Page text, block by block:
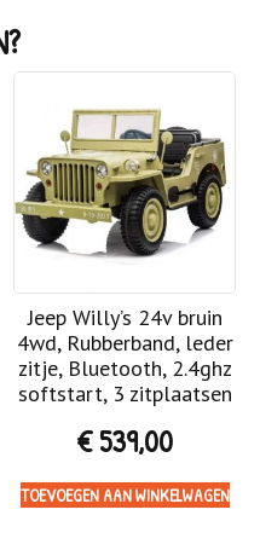
Jeep Willy’s 24v bruin
4wd, Rubberband, leder
zitje, Bluetooth, 2.4ghz
softstart, 3 zitplaatsen
€539,00
TOEVOEGEN AAN WINKELWAGEN